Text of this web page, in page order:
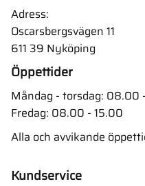
Adress:
Oscarsbergsvägen 11
611 39 Nyköping
Öppettider
Måndag - torsdag: 08.00
Fredag: 08.00 - 15.00
Alla och avvikande
Kundservice